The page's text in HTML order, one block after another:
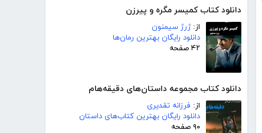
دانلود کتاب کمیسر مگره و پیرزن
از:ژرژ سیمنون
دانلود رایگان بهترین رمان‌ها
۴۲ صفحه
دانلود کتاب مجموعه داستان‌های دقیقه‌هام
از: فرزانه تقدیری
دانلود رایگان بهترین کتاب‌های داستان
۹۰ صفحه